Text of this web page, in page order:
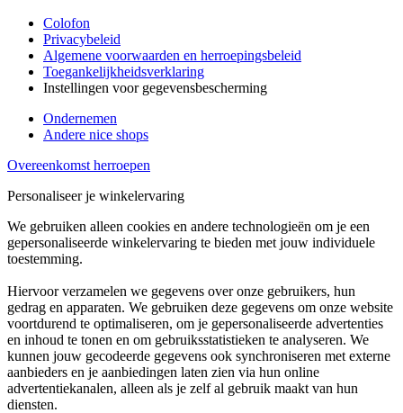
Colofon
Privacybeleid
Algemene voorwaarden en herroepingsbeleid
Toegankelijkheidsverklaring
Instellingen voor gegevensbescherming
Ondernemen
Andere nice shops
Overeenkomst herroepen
Personaliseer je winkelervaring
We gebruiken alleen cookies en andere technologieën om je een
gepersonaliseerde winkelervaring te bieden met jouw individuele
toestemming.
Hiervoor verzamelen we gegevens over onze gebruikers, hun
gedrag en apparaten. We gebruiken deze gegevens om onze website
voortdurend te optimaliseren, om je gepersonaliseerde advertenties
en inhoud te tonen en om gebruiksstatistieken te analyseren. We
kunnen jouw gecodeerde gegevens ook synchroniseren met externe
aanbieders en je aanbiedingen laten zien via hun online
advertentiekanalen, alleen als je zelf al gebruik maakt van hun
diensten.